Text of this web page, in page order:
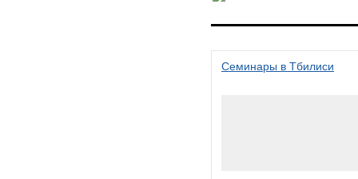
Семинары в Тбилиси